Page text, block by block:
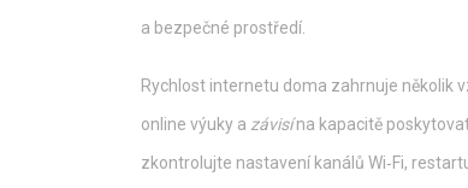
a bezpečné prostředí.
Rychlost internetu doma zahrnuje několik
online výuky a závisína kapacitě
zkontrolujte nastavení kanálů Wi‑Fi,